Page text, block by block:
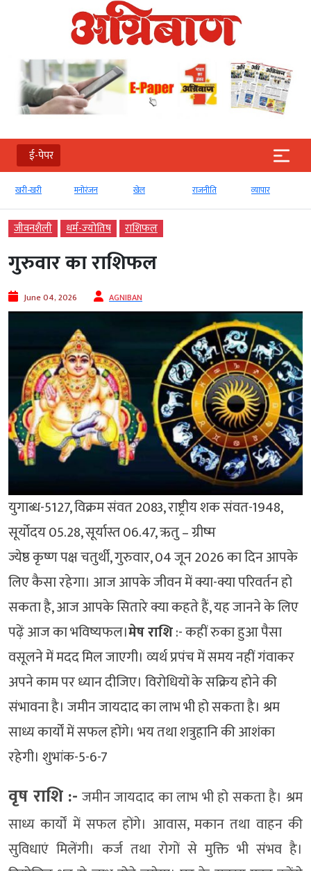
ई-पेपर
खरी-खरी मनोरंजन खेल राजनीति व्‍यापार
जीवनशैली धर्म-ज्‍योतिष राशिफल
गुरुवार का राशिफल
June 04, 2026 AGNIBAN
युगाब्ध-5127, विक्रम संवत 2083, राष्ट्रीय शक संवत-1948,
सूर्योदय 05.28, सूर्यास्त 06.47, ऋतु – ग्रीष्म
ज्येष्ठ कृष्ण पक्ष चतुर्थी, गुरुवार, 04 जून 2026 का दिन आपके
लिए कैसा रहेगा। आज आपके जीवन में क्या-क्या परिवर्तन हो
सकता है, आज आपके सितारे क्या कहते हैं, यह जानने के लिए
पढ़ें आज का भविष्यफल।मेष राशि:- कहीं रुका हुआ पैसा
वसूलने में मदद मिल जाएगी। व्यर्थ प्रपंच में समय नहीं गंवाकर
अपने काम पर ध्यान दीजिए। विरोधियों के सक्रिय होने की
संभावना है। जमीन जायदाद का लाभ भी हो सकता है। श्रम
साध्य कार्यों में सफल होंगे। भय तथा शत्रुहानि की आशंका
रहेगी। शुभांक-5-6-7
वृष राशि :- जमीन जायदाद का लाभ भी हो सकता है। श्रम
साध्य कार्यों में सफल होंगे। आवास, मकान तथा वाहन की
सुविधाएं मिलेंगी। कर्ज तथा रोगों से मुक्ति भी संभव है।